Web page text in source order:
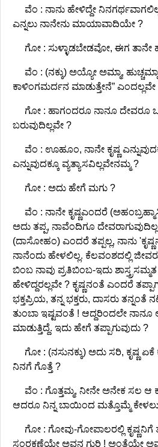
ವೆಂ : ನಾನು ಹೇಳಿದ್ದೇ
ಎನ್ನಲು ನಾನೇನು ಮಾಯಾವಾದಿಯೇ ?
ಗೋ : ಸುಳ್ಳಾಡಬೇಡವೋ, ಈಗ
ವೆಂ : (ನಕ್ಕು) ಅಯ್ಯೋ ಅಮ್ಮಾ,
ಕಾಳಿಂಗಮರ್ದನ ಮಾಡುತ್ತೇನೆ” ಎಂದಲ್ಲವೇ
ಗೋ : ಹಾಗಂದರೂ ನಾನೂ ದೇವರೂ
ಬರುವುದಿಲ್ಲವೇ ?
ವೆಂ : ಊಹೂಂ, ನಾನೇ ಕೃಷ್ಣ
ಎನ್ನುವುದಕ್ಕೂ ವ್ಯತ್ಯಾಸವಿಲ್ಲವೇನಮ್ಮ ?
ಗೋ : ಅದು ಹೇಗೆ ಮಗು ?
ವೆಂ : ನಾನೇ ಕೃಷ್ಣಎಂದರೆ
ಅದು ತಪ್ಪ, ನಾವೆಂದಿಗೂ
(ದಾಸೋಹಂ) ಎಂದರೆ ತಪ್ಪಲ್ಲ, ನಾನು
ನಾನೆಂದು ಹೇಳಲಿಲ್ಲ. ಕೆಲವಂಶದಲ್ಲಿ
ಬಿಂಬ ನಾವು ಪ್ರತಿಬಿಂಬ-ಇದು
ಹೇಳಿದ್ದರಲ್ಲವೇ ? ಕೃಷ್ಣನಂತೆ ಎಂದರೆ
ಭಕ್ತಪ್ರಿಯ, ತನ್ನ ಭಕ್ತರು, ದಾಸರು
ತುಂಬಾ ಇಷ್ಟವಂತೆ ! ಆದ್ದರಿಂದಲೇ
ಮಾಡುತ್ತಿದ್ದೆ. ಇದು ಹೇಗೆ ತಪ್ಪಾಗುವುದು ?
ಗೋ : (ನಸುನಕ್ಕು) ಅದು ಸರಿ, ಕೃಷ್ಣ
ನಿನಗೆ ಗೊತ್ತೆ ?
ವೆಂ : ಗೊತ್ತಮ್ಮ, ನೀನೇ ಅನೇಕ ಸಲ ಆ
ಆದರೂ ನಿನ್ನ ಬಾಯಿಂದ ಮತ್ತೊಮ್ಮೆ
ಗೋ : ಗೋವು-ಗೋಪಾಲರಲ್ಲಿ ಕೃಷ್ಣನಿಗೆ
ಸಂರಕ್ಷಣೆಯೇ ಅವನ ಗುರಿ ! ಅಂತೆಯೇ